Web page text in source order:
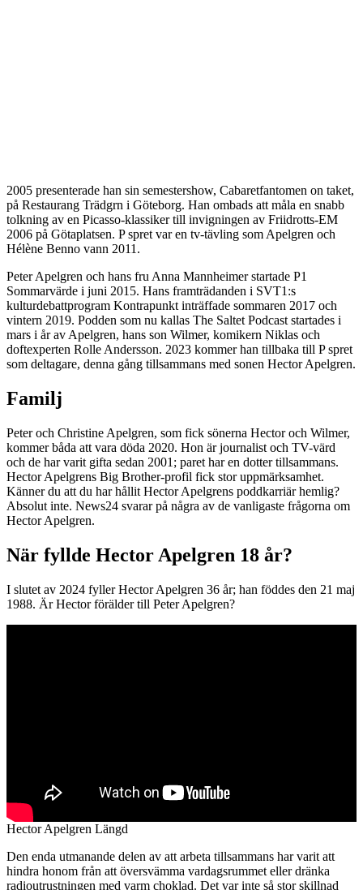
2005 presenterade han sin semestershow, Cabaretfantomen on taket,
på Restaurang Trädgrn i Göteborg. Han ombads att måla en snabb
tolkning av en Picasso-klassiker till invigningen av Friidrotts-EM
2006 på Götaplatsen. P spret var en tv-tävling som Apelgren och
Hélène Benno vann 2011.
Peter Apelgren och hans fru Anna Mannheimer startade P1
Sommarvärde i juni 2015. Hans framträdanden i SVT1:s
kulturdebattprogram Kontrapunkt inträffade sommaren 2017 och
vintern 2019. Podden som nu kallas The Saltet Podcast startades i
mars i år av Apelgren, hans son Wilmer, komikern Niklas och
doftexperten Rolle Andersson. 2023 kommer han tillbaka till P spret
som deltagare, denna gång tillsammans med sonen Hector Apelgren.
Familj
Peter och Christine Apelgren, som fick sönerna Hector och Wilmer,
kommer båda att vara döda 2020. Hon är journalist och TV-värd
och de har varit gifta sedan 2001; paret har en dotter tillsammans.
Hector Apelgrens Big Brother-profil fick stor uppmärksamhet.
Känner du att du har hållit Hector Apelgrens poddkarriär hemlig?
Absolut inte. News24 svarar på några av de vanligaste frågorna om
Hector Apelgren.
När fyllde Hector Apelgren 18 år?
I slutet av 2024 fyller Hector Apelgren 36 år; han föddes den 21 maj
1988. Är Hector förälder till Peter Apelgren?
Hector Apelgren Längd
Den enda utmanande delen av att arbeta tillsammans har varit att
hindra honom från att översvämma vardagsrummet eller dränka
radioutrustningen med varm choklad. Det var inte så stor skillnad